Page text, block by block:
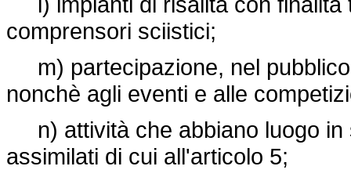
comprensori sciistici;
m) partecipazione, nel
nonchè agli eventi e alle
n) attività che abbiano luogo in
assimilati di cui all'articolo 5;